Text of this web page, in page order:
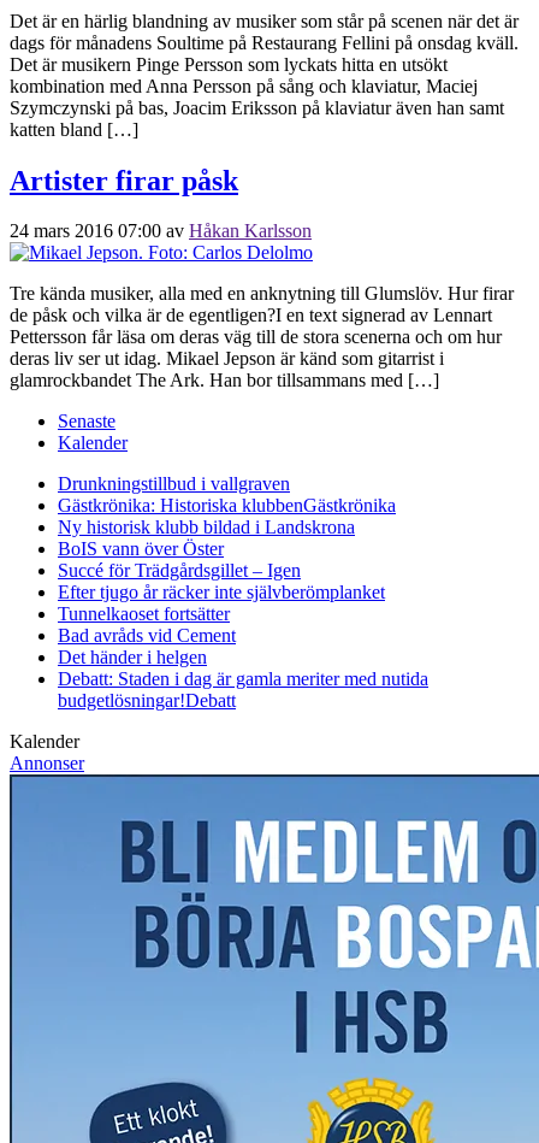
Det är en härlig blandning av musiker som står på scenen när det är
dags för månadens Soultime på Restaurang Fellini på onsdag kväll.
Det är musikern Pinge Persson som lyckats hitta en utsökt
kombination med Anna Persson på sång och klaviatur, Maciej
Szymczynski på bas, Joacim Eriksson på klaviatur även han samt
katten bland […]
Artister firar påsk
24 mars 2016 07:00 av Håkan Karlsson
Tre kända musiker, alla med en anknytning till Glumslöv. Hur firar
de påsk och vilka är de egentligen?I en text signerad av Lennart
Pettersson får läsa om deras väg till de stora scenerna och om hur
deras liv ser ut idag. Mikael Jepson är känd som gitarrist i
glamrockbandet The Ark. Han bor tillsammans med […]
Senaste
Kalender
Drunkningstillbud i vallgraven
Gästkrönika: Historiska klubbenGästkrönika
Ny historisk klubb bildad i Landskrona
BoIS vann över Öster
Succé för Trädgårdsgillet – Igen
Efter tjugo år räcker inte självberömplanket
Tunnelkaoset fortsätter
Bad avråds vid Cement
Det händer i helgen
Debatt: Staden i dag är gamla meriter med nutida
budgetlösningar!Debatt
Kalender
Annonser